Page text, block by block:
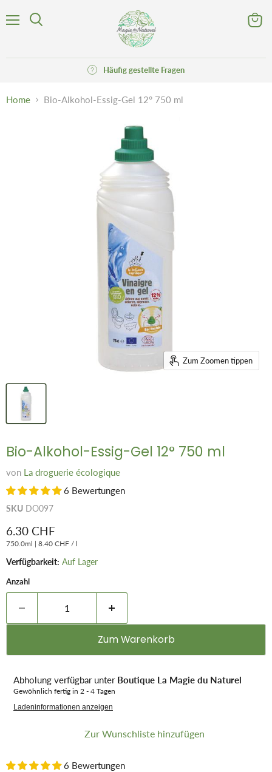
Häufig gestellte Fragen
Home Bio-Alkohol-Essig-Gel 12° 750 ml
Zum Zoomen tippen
Bio-Alkohol-Essig-Gel 12° 750 ml
von La droguerie écologique
6 Bewertungen
SKU DO097
Aktueller Preis
6.30 CHF
750.0ml | 8.40 CHF / l
Verfügbarkeit: Auf Lager
Anzahl
Zum Warenkorb
Abholung verfügbar unter Boutique La Magie du Naturel
Gewöhnlich fertig in 2 - 4 Tagen
Ladeninformationen anzeigen
Zur Wunschliste hinzufügen
6 Bewertungen